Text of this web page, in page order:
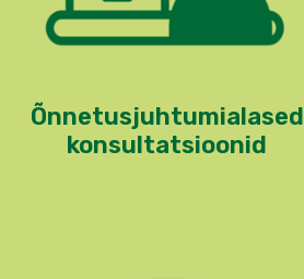
Õnnetusjuhtumialased
konsultatsioonid